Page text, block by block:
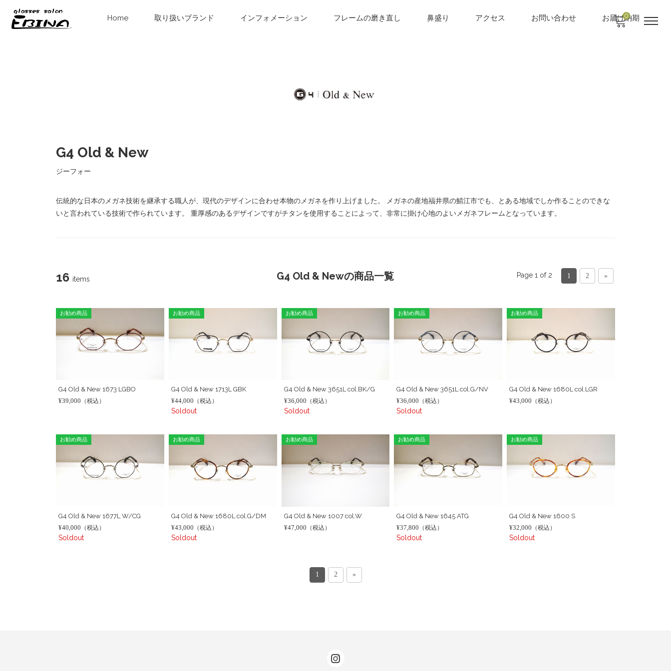
Home 取り扱いブランド インフォメーション フレームの磨き直し 鼻盛り アクセス お問い合わせ お届け納期
0
G4 Old & New
ジーフォー
伝統的な日本のメガネ技術を継承する職人が、現代のデザインに合わせ本物のメガネを作り上げました。 メガネの産地福井県の鯖江市でも、とある地域でしか作ることのできな
いと言われている技術で作られています。 重厚感のあるデザインですがチタンを使用することによって、非常に掛け心地のよいメガネフレームとなっています。
G4 Old & Newの商品一覧
16 items Page 1 of 2 1 2 »
お勧め商品
G4 Old & New 1673 LGBO
¥39,000 （税込）
お勧め商品
G4 Old & New 1713L GBK
¥44,000 （税込）
Soldout
お勧め商品
G4 Old & New 3651L col.BK/G
¥36,000 （税込）
Soldout
お勧め商品
G4 Old & New 3651L col.G/NV
¥36,000 （税込）
Soldout
お勧め商品
G4 Old & New 1680L col.LGR
¥43,000 （税込）
お勧め商品
G4 Old & New 1677L W/CG
¥40,000 （税込）
Soldout
お勧め商品
G4 Old & New 1680L col.G/DM
¥43,000 （税込）
Soldout
お勧め商品
G4 Old & New 1007 col.W
¥47,000 （税込）
お勧め商品
G4 Old & New 1645 ATG
¥37,800 （税込）
Soldout
お勧め商品
G4 Old & New 1600 S
¥32,000 （税込）
Soldout
1 2 »